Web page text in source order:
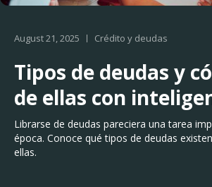
August 21, 2025 Crédito y deudas
Tipos de deudas y
de ellas con
Librarse de deudas pareciera una tarea
época. Conoce qué tipos de deudas
ellas.